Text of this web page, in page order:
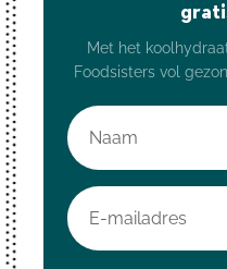
Met het
Foodsisters vol